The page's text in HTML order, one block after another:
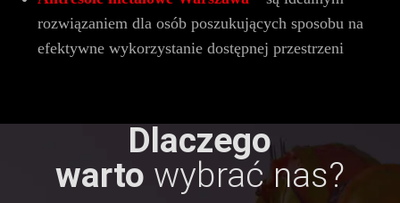
rozwiązaniem dla osób poszukujących sposobu na
efektywne wykorzystanie dostępnej przestrzeni
Dlaczego
warto wybrać nas?